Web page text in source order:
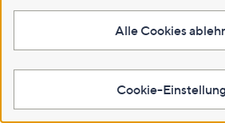
TV-
Alle Cookies
Cookie-